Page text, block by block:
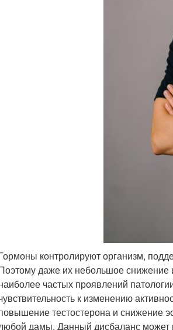
контролируют организм,
даже их небольшое снижение
частых проявлений
к изменению
тестостерона и снижение
дамы. Данный дисбаланс может